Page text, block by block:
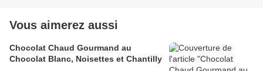
Vous aimerez aussi
Chocolat Chaud Gourmand au
Chocolat Blanc, Noisettes et Chantilly